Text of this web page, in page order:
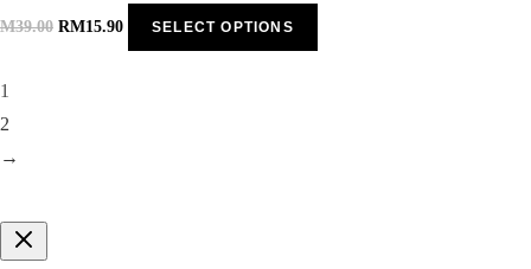
39.00 RM15.90 SELECT OPTIONS
1
2
→